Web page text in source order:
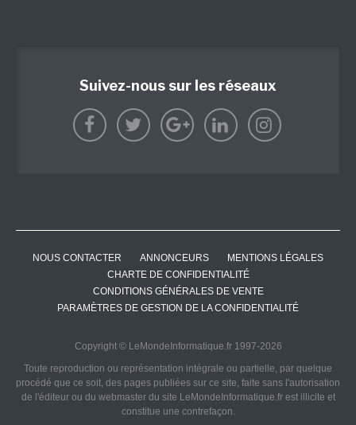
Suivez-nous sur les réseaux
NOUS CONTACTER ANNONCEURS
MENTIONS LÉGALES
CHARTE DE CONFIDENTIALITÉ
CONDITIONS GÉNÉRALES DE VENTE
PARAMÈTRES DE GESTION DE LA CONFIDENTIALITÉ
Copyright © LeMondeInformatique.fr 1997-2026
Toute reproduction ou représentation intégrale ou partielle, par quelque
procédé que ce soit, des pages publiées sur ce site, faite sans l'autorisation
de l'éditeur ou du webmaster du site LeMondeInformatique.fr est illicite et
constitue une contrefaçon.